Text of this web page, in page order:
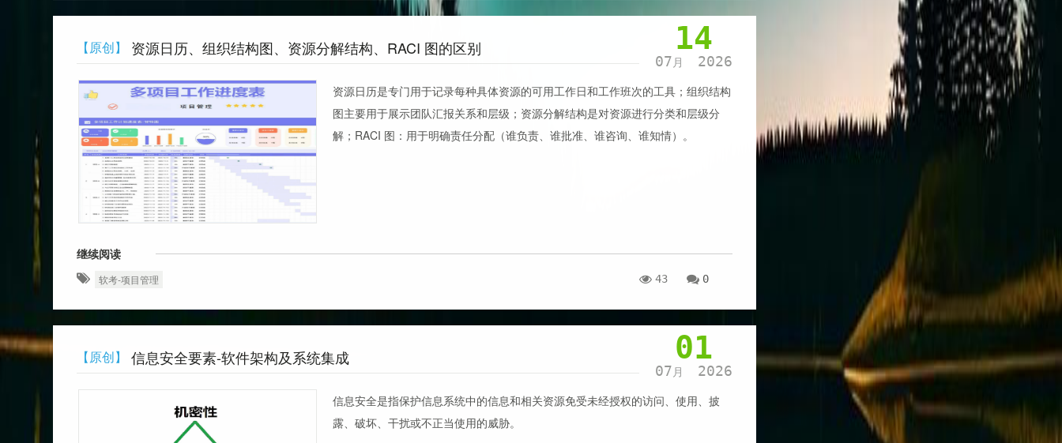
【原创】 资源日历‌、组织结构图、‌资源分解结构、‌RACI 图‌的区别 14
07 月 2026
资源日历‌是专门用于记录每种具体资源的可用工作日和工作班次的工具；组织结构
图‌主要用于展示团队汇报关系和层级；资源分解结构‌是对资源进行分类和层级分
解；RACI 图‌：用于明确责任分配（谁负责、谁批准、谁咨询、谁知情）。
继续阅读
软考-项目管理 43 0
【原创】 信息安全要素-软件架构及系统集成 01
07 月 2026
信息安全是指保护信息系统中的信息和相关资源免受未经授权的访问、使用、披
露、破坏、干扰或不正当使用的威胁。